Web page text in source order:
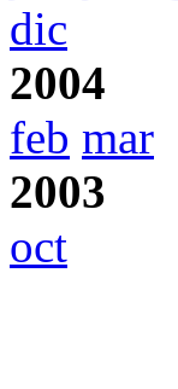
dic
2004
feb mar
2003
oct